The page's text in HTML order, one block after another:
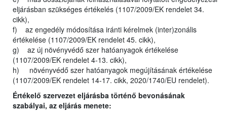
eljárásban szükséges értékelés (1107/2009/EK rendelet 34.
cikk),
f) az engedély módosítása iránti kérelmek (inter)zonális
értékelése (1107/2009/EK rendelet 45. cikk),
g) az új növényvédő szer hatóanyagok értékelése
(1107/2009/EK rendelet 4-13. cikk),
h) növényvédő szer hatóanyagok megújításának értékelése
(1107/2009/EK rendelet 14-17. cikk, 2020/1740/EU rendelet).
Értékelő szervezet eljárásba történő bevonásának
szabályai, az eljárás menete: